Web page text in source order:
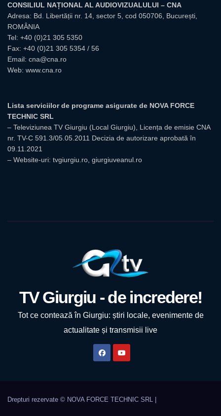
CONSILIUL NAȚIONAL AL AUDIOVIZUALULUI – CNA
Adresa: Bd. Libertății nr. 14, sector 5, cod 050706, București,
ROMÂNIA
Tel: +40 (0)21 305 5350
Fax: +40 (0)21 305 5354 / 56
Email: cna@cna.ro
Web: www.cna.ro
Lista serviciilor de programe asigurate de NOVA FORCE
TECHNIC SRL
– Televiziunea TV Giurgiu (Local Giurgiu), Licența de emisie CNA
nr. TV-C 591.3/05.05.2011 Decizia de autorizare aprobată în
09.11.2021
– Website-uri: tvgiurgiu.ro, giurgiuveanul.ro
TV Giurgiu - de incredere!
Tot ce contează în Giurgiu: știri locale, evenimente de
actualitate și transmisii live